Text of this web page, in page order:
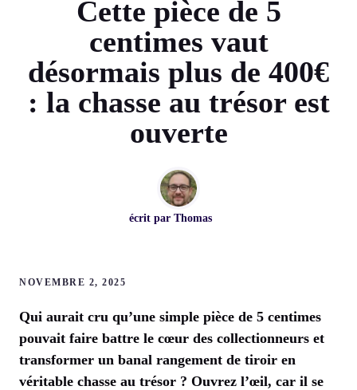
Cette pièce de 5
centimes vaut
désormais plus de 400€
: la chasse au trésor est
ouverte
écrit par Thomas
NOVEMBRE 2, 2025
Qui aurait cru qu’une simple pièce de 5 centimes
pouvait faire battre le cœur des collectionneurs et
transformer un banal rangement de tiroir en
véritable chasse au trésor ? Ouvrez l’œil, car il se